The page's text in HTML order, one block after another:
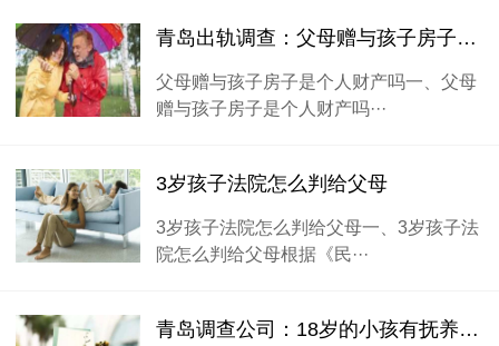
青岛出轨调查：父母赠与孩子房子是个人财产吗
父母赠与孩子房子是个人财产吗一、父母
赠与孩子房子是个人财产吗···
3岁孩子法院怎么判给父母
3岁孩子法院怎么判给父母一、3岁孩子法
院怎么判给父母根据《民···
青岛调查公司：18岁的小孩有抚养问题吗